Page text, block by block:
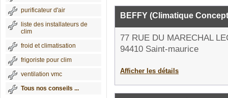
purificateur d'air
liste des installateurs de
clim
froid et climatisation
frigoriste pour clim
ventilation vmc
Tous nos conseils ...
BEFFY (Climatique
77 RUE DU MARECHAL
94410 Saint-maurice
Afficher les détails